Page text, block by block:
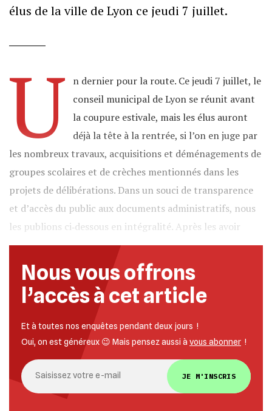
élus de la ville de Lyon ce jeudi 7 juillet.
U
n dernier pour la route. Ce jeudi 7 juillet, le
conseil municipal de Lyon se réunit avant
la coupure estivale, mais les élus auront
déjà la tête à la rentrée, si l’on en juge par
les nombreux travaux, acquisitions et déménagements de
groupes scolaires et de crèches mentionnés dans les
projets de délibérations. Dans un souci de transparence
et d’accès du public aux documents administratifs, nous
les publions ci‐dessous en intégralité. Après les avoir
Nous vous offrons
l’accès à cet article
Et à toutes nos enquêtes pendant deux jours !
Oui, on est généreux 😉 Mais pensez aussi à vous abonner !
JE M'INSCRIS